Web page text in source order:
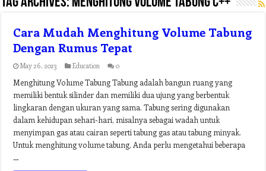
Cara Mudah Menghitung Volume Tabung
Dengan Rumus Tepat
May 26, 2023 Education 0
Menghitung Volume Tabung Tabung adalah bangun ruang yang
memiliki bentuk silinder dan memiliki dua ujung yang berbentuk
lingkaran dengan ukuran yang sama. Tabung sering digunakan
dalam kehidupan sehari-hari, misalnya sebagai wadah untuk
menyimpan gas atau cairan seperti tabung gas atau tabung minyak.
Untuk menghitung volume tabung, Anda perlu mengetahui beberapa
…